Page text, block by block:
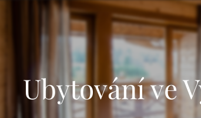
Ubytování ve